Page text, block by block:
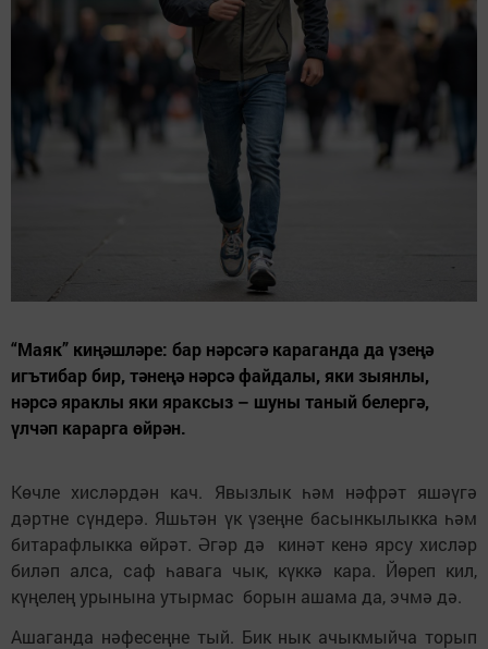
“Маяк” киңәшләре: бар нәрсәгә караганда да үзеңә
игътибар бир, тәнеңә нәрсә файдалы, яки зыянлы,
нәрсә яраклы яки яраксыз – шуны таный белергә,
үлчәп карарга өйрән.
Көчле хисләрдән кач. Явызлык һәм нәфрәт яшәүгә
дәртне сүндерә. Яшьтән үк үзеңне басынкылыкка һәм
битарафлыкка өйрәт. Әгәр дә кинәт кенә ярсу хисләр
биләп алса, саф һавага чык, күккә кара. Йөреп кил,
күңелең урынына утырмас борын ашама да, эчмә дә.
Ашаганда нәфесеңне тый. Бик нык ачыкмыйча торып